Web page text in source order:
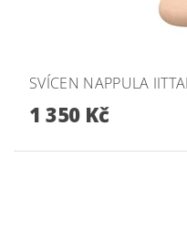
SVÍCEN NAPPULA
1 350 Kč